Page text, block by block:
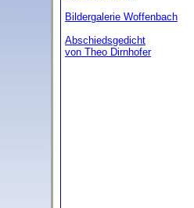
Bildergalerie Woffenbach
Abschiedsgedicht
von Theo Dirnhofer